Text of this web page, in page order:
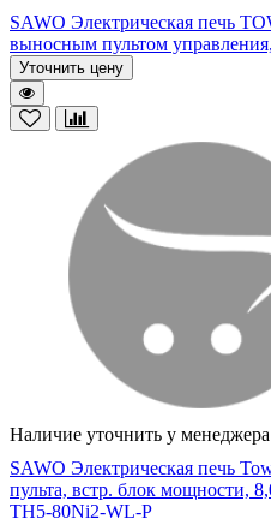
SAWO Электрическая печь
выносным пультом
Уточнить цену
Наличие уточнить у менеджера
SAWO Электрическая печь
пульта, встр. блок мощности,
TH5-80Ni2-WL-P